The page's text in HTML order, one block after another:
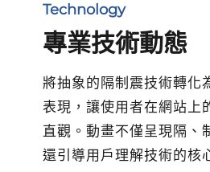
Technology
專業技術動態
將抽象的隔制震技術轉化
表現，讓使用者在網站上
直觀。動畫不僅呈現隔、
還引導用戶理解技術的核